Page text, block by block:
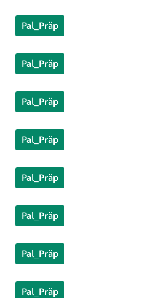
Pal_Präp
Pal_Präp
Pal_Präp
Pal_Präp
Pal_Präp
Pal_Präp
Pal_Präp
Pal_Präp